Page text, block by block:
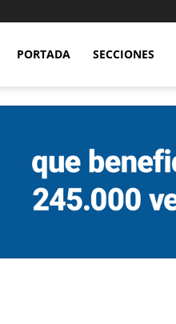
PORTADA SECCIONES